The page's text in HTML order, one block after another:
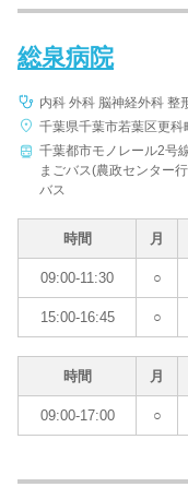
総泉病院
内科 外科 脳神経外科 整
千葉県千葉市若葉区更科
千葉都市モノレール2号
まごバス(農政センター
バス
時間 月
09:00-11:30 ○
15:00-16:45 ○
時間 月
09:00-17:00 ○